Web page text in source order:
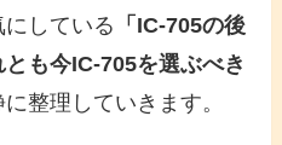
している 「IC-705の後
も今IC-705を選ぶべき
整理していきます。